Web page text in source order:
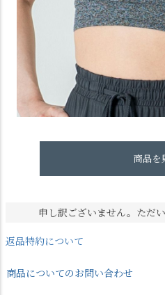
商品を
申し訳ございません。ただ
返品特約について
商品についてのお問い合わせ